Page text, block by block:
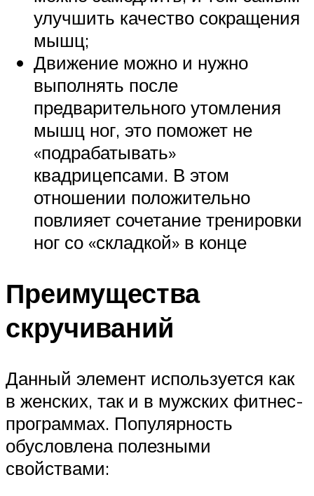
улучшить качество сокращения
мышц;
Движение можно и нужно
выполнять после
предварительного утомления
мышц ног, это поможет не
«подрабатывать»
квадрицепсами. В этом
отношении положительно
повлияет сочетание тренировки
ног со «складкой» в конце
Преимущества
скручиваний
Данный элемент используется как
в женских, так и в мужских фитнес-
программах. Популярность
обусловлена полезными
свойствами: